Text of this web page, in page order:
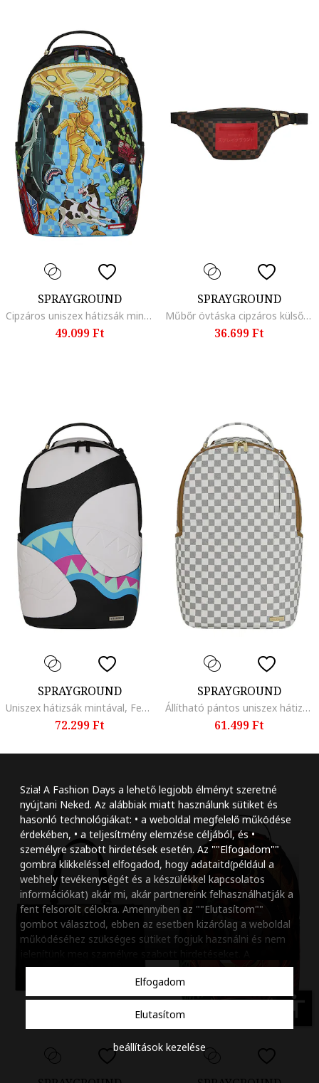
Szia! A Fashion Days a lehető legjobb élményt szeretné
nyújtani Neked. Az alábbiak miatt használunk sütiket és
hasonló technológiákat: • a weboldal megfelelő működése
érdekében, • a teljesítmény elemzése céljából, és •
személyre szabott hirdetések esetén. Az ""Elfogadom""
gombra klikkeléssel elfogadod, hogy adataitd(például a
webhely tevékenységét és a készülékkel kapcsolatos
információkat) akár mi, akár partnereink felhasználhatják a
fent felsorolt célokra. Amennyiben az ""Elutasítom""
gombot választod, ebben az esetben kizárólag a weboldal
működéséhez szükséges sütiket fogjuk hazsnálni és nem
beállításaidat bármikor módosíthatod, a ""Beállítások
kezelése"" gombra kattintva. Tudj meg többet
szabályzatunkról.
Elfogadom
Elutasítom
beállítások kezelése
SPRAYGROUND
Cipzáros uniszex hátizsák mintával, Fekete/Narancssárga/Kék
49.099 Ft
SPRAYGROUND
Műbőr övtáska cipzáros külső zsebbel, Piros/Barna
36.699 Ft
SPRAYGROUND
Uniszex hátizsák mintával, Fehér/Fekete/Kék
72.299 Ft
SPRAYGROUND
Állítható pántos uniszex hátizsák kockás mintával, Világosszürke/Homokbarna/Törtfehér
61.499 Ft
accessibility
Szöveg méretének
Szóköz növelése
Szóköz csökkentése
Sortávolság
Sortávolság
Színek invertálása
Szürke
Nagy kurzor
Animációk letiltása